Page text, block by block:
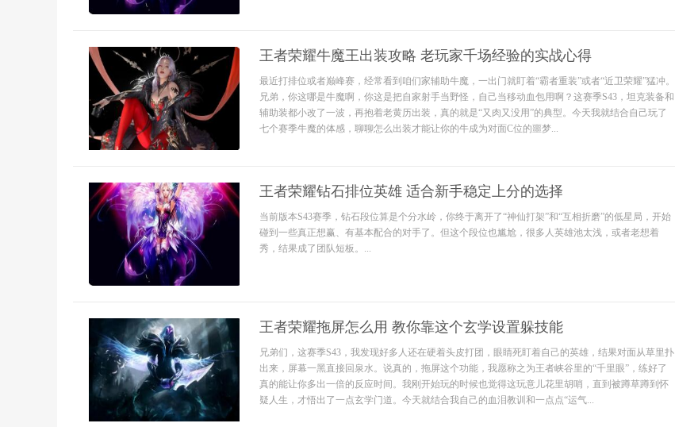
王者荣耀牛魔王出装攻略 老玩家千场经验的实战心得
最近打排位或者巅峰赛，经常看到咱们家辅助牛魔，一出门就盯着“霸者重装”或者“近卫荣耀”猛冲。
兄弟，你这哪是牛魔啊，你这是把自家射手当野怪，自己当移动血包用啊？这赛季S43，坦克装备和
辅助装都小改了一波，再抱着老黄历出装，真的就是“又肉又没用”的典型。今天我就结合自己玩了
七个赛季牛魔的体感，聊聊怎么出装才能让你的牛成为对面C位的噩梦...
王者荣耀钻石排位英雄 适合新手稳定上分的选择
当前版本S43赛季，钻石段位算是个分水岭，你终于离开了“神仙打架”和“互相折磨”的低星局，开始
碰到一些真正想赢、有基本配合的对手了。但这个段位也尴尬，很多人英雄池太浅，或者老想着
秀，结果成了团队短板。...
王者荣耀拖屏怎么用 教你靠这个玄学设置躲技能
兄弟们，这赛季S43，我发现好多人还在硬着头皮打团，眼睛死盯着自己的英雄，结果对面从草里扑
出来，屏幕一黑直接回泉水。说真的，拖屏这个功能，我愿称之为王者峡谷里的“千里眼”，练好了
真的能让你多出一倍的反应时间。我刚开始玩的时候也觉得这玩意儿花里胡哨，直到被蹲草蹲到怀
疑人生，才悟出了一点玄学门道。今天就结合我自己的血泪教训和一点点“运气...